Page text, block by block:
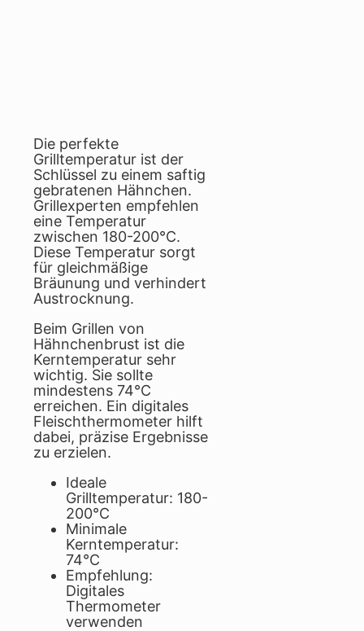
Die perfekte
Grilltemperatur ist der
Schlüssel zu einem saftig
gebratenen Hähnchen.
Grillexperten empfehlen
eine Temperatur
zwischen 180-200°C.
Diese Temperatur sorgt
für gleichmäßige
Bräunung und verhindert
Austrocknung.
Beim Grillen von
Hähnchenbrust ist die
Kerntemperatur sehr
wichtig. Sie sollte
mindestens 74°C
erreichen. Ein digitales
Fleischthermometer hilft
dabei, präzise Ergebnisse
zu erzielen.
Ideale
Grilltemperatur: 180-
200°C
Minimale
Kerntemperatur:
74°C
Empfehlung:
Digitales
Thermometer
verwenden